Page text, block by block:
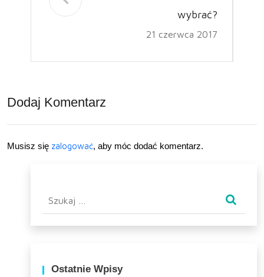
wybrać?
21 czerwca 2017
Dodaj Komentarz
Musisz się zalogować, aby móc dodać komentarz.
Ostatnie Wpisy